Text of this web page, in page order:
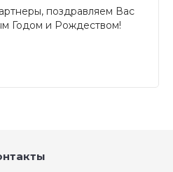
поздравляем Вас
Годом и Рождеством!